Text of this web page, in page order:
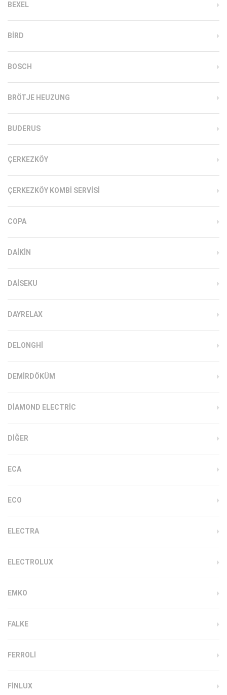
BEXEL
BIRD
BOSCH
BRÖTJE HEUZUNG
BUDERUS
ÇERKEZKÖY
ÇERKEZKÖY KOMBI SERVISI
COPA
DAIKIN
DAISEKU
DAYRELAX
DELONGHI
DEMIRDÖKÜM
DIAMOND ELECTRIC
DIĞER
ECA
ECO
ELECTRA
ELECTROLUX
EMKO
FALKE
FERROLI
FINLUX